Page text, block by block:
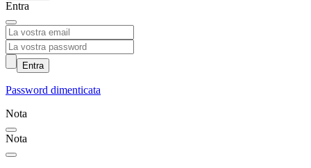
Entra
Entra
Password dimenticata
Nota
Nota